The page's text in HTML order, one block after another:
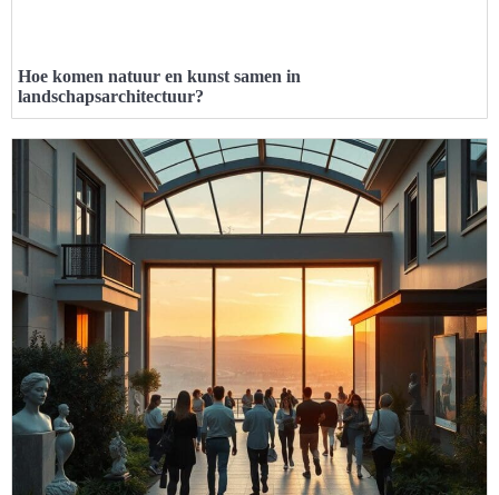
Hoe komen natuur en kunst samen in
landschapsarchitectuur?